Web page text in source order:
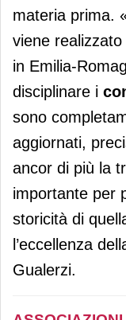
materia prima.
viene
in Emilia-
disciplinare i
sono
aggiornati,
ancor di più la
importante per
storicità di
l’eccellenza
Gualerzi.